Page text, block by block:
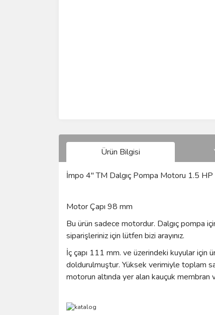
Ürün Bilgisi
İmpo 4'' TM Dalgıç Pompa Motoru 1.5
Motor Çapı 98 mm
Bu ürün sadece motordur. Dalgıç pompa
siparişleriniz için lütfen bizi arayınız.
İç çapı 111 mm. ve üzerindeki kuyular
doldurulmuştur. Yüksek verimiyle toplam
motorun altında yer alan kauçuk